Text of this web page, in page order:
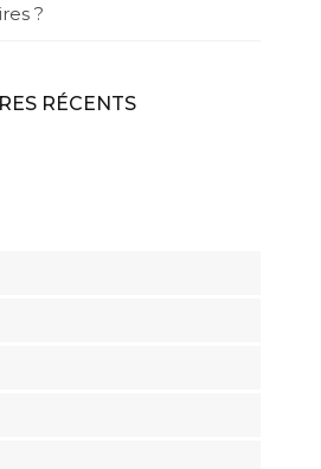
?
RÉCENTS